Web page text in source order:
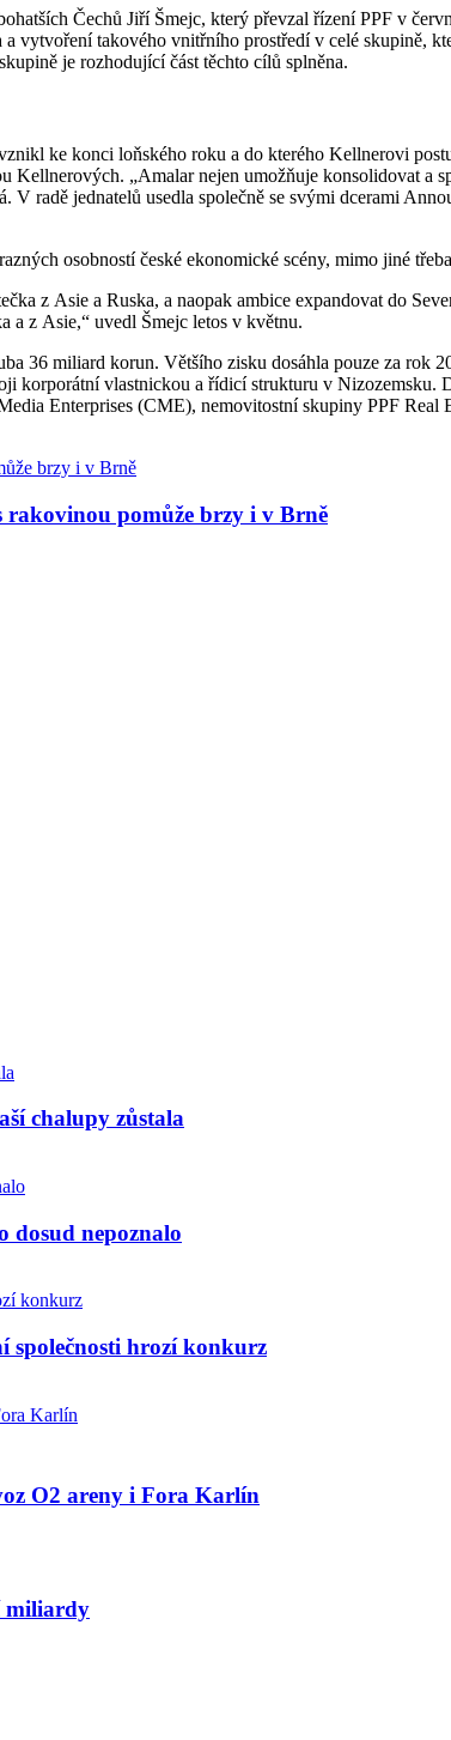
Čechů Jiří Šmejc, který převzal řízení PPF v
vytvoření takového vnitřního prostředí v celé skupině,
je rozhodující část těchto cílů splněna.
ke konci loňského roku a do kterého Kellnerovi
„Amalar nejen umožňuje konsolidovat a
radě jednatelů usedla společně se svými dcerami
osobností české ekonomické scény, mimo jiné
z Asie a Ruska, a naopak ambice expandovat do
a z Asie,“ uvedl Šmejc letos v květnu.
36 miliard korun. Většího zisku dosáhla pouze za rok
korporátní vlastnickou a řídicí strukturu v
Enterprises (CME), nemovitostní skupiny PPF
pomůže brzy i v Brně
chalupy zůstala
dosud nepoznalo
společnosti hrozí konkurz
O2 areny i Fora Karlín
miliardy